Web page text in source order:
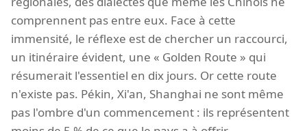
comprennent pas entre eux. Face à cette
immensité, le réflexe est de chercher un raccourci,
un itinéraire évident, une « Golden Route » qui
résumerait l'essentiel en dix jours. Or cette route
n'existe pas. Pékin, Xi'an, Shanghai ne sont même
pas l'ombre d'un commencement : ils représentent